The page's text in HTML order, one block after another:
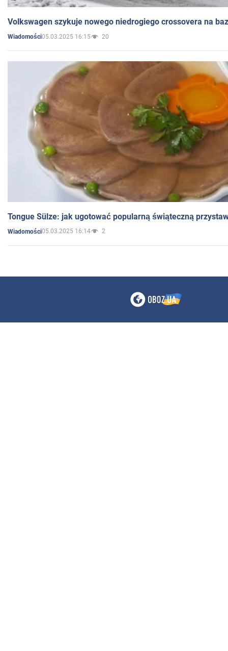
Volkswagen szykuje nowego niedrogiego crossovera na
Wiadomości05.03.2025 16:15 20
Tongue Sülze: jak ugotować popularną świąteczną
Wiadomości05.03.2025 16:14 2